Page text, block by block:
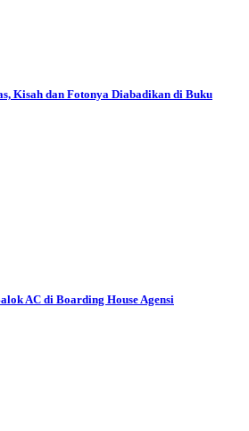
Kisah dan Fotonya Diabadikan di Buku
AC di Boarding House Agensi